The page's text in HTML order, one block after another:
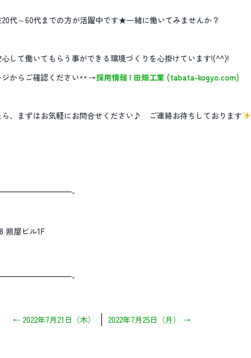
代～60代までの方が活躍中です★一緒に働いてみませんか？
して働いてもらう事ができる環境づくりを心掛けています!(^^)!
からご確認ください
→採用情報 | 田畑工業 (tabata-kogyo.com)
ら、まずはお気軽にお問合せください♪ ご連絡お待ちしております
照屋ビル1F
← 2022年7月21日（木） 2022年7月25日（月） →